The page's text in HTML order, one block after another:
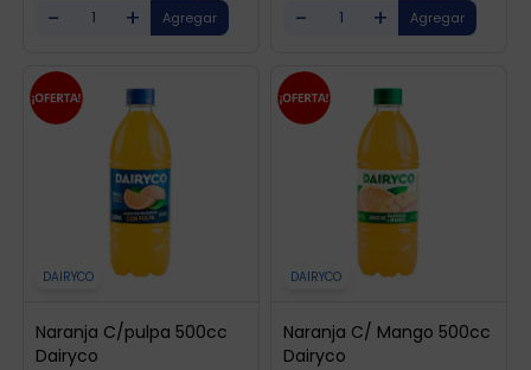
- + - +
DAIRYCO
Naranja C/pulpa 500cc
Dairyco
DAIRYCO
Naranja C/ Mango 500cc
Dairyco